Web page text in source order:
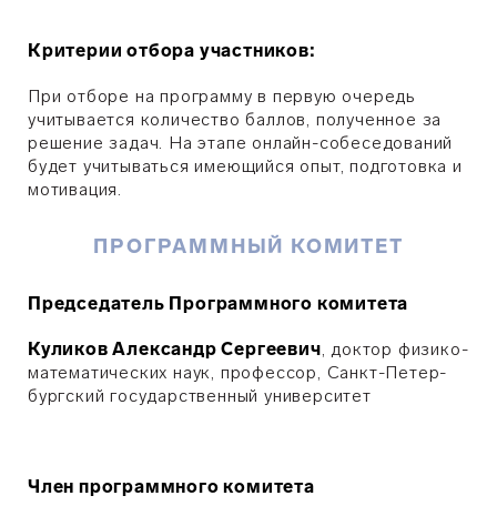
Критерии отбора участников:
При отборе на программу в первую очередь
учитывается количество баллов, полученное за
решение задач. На этапе онлайн-собеседований
будет учитываться имеющийся опыт, подготовка и
мотивация.
ПРОГРАММНЫЙ КОМИТЕТ
Председатель Программного комитета
Куликов Александр Сергеевич, доктор физико-
математических наук, профессор, Санкт-Петер­
бург­ский государственный университет
Член программного комитета